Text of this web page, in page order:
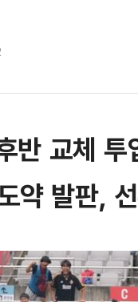
교체 투
약 발판,